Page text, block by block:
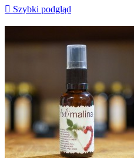
 Szybki podgląd